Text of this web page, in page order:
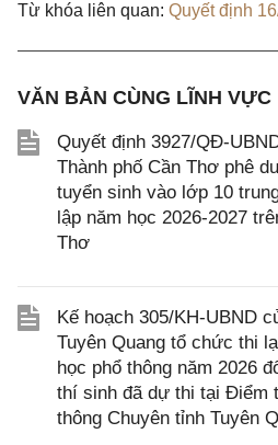
Từ khóa liên quan: Quyết định
VĂN BẢN CÙNG LĨNH VỰC
Quyết định 3927/QĐ-
Thành phố Cần Thơ phê
tuyển sinh vào lớp 10
lập năm học 2026-2027
Thơ
Kế hoạch 305/KH-UBND
Tuyên Quang tổ chức thi
học phổ thông năm 2026
thí sinh đã dự thi tại Điểm
thông Chuyên tỉnh Tuyên